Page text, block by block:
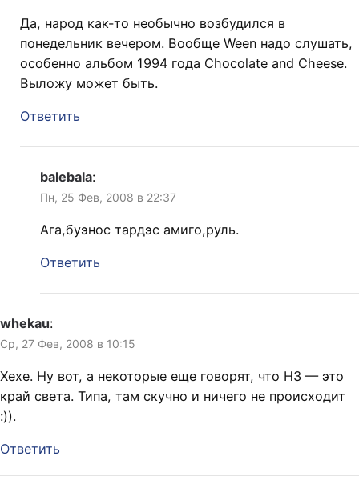
Да, народ как-то необычно возбудился в
понедельник вечером. Вообще Ween надо слушать,
особенно альбом 1994 года Chocolate and Cheese.
Выложу может быть.
Ответить
balebala:
Пн, 25 Фев, 2008 в 22:37
Ага,буэнос тардэс амиго,руль.
Ответить
whekau:
Ср, 27 Фев, 2008 в 10:15
Хехе. Ну вот, а некоторые еще говорят, что НЗ — это
край света. Типа, там скучно и ничего не происходит
:)).
Ответить